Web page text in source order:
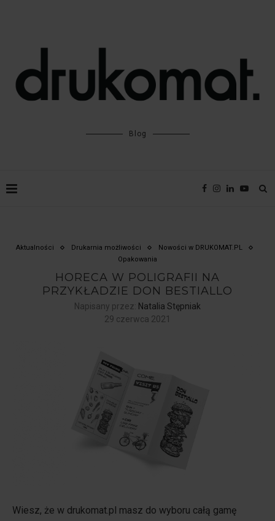
Blog
Aktualności Drukarnia możliwości
Nowości w DRUKOMAT.PL
Opakowania
HORECA W POLIGRAFII NA
PRZYKŁADZIE DON BESTIALLO
Napisany przez: Natalia Stępniak
29 czerwca 2021
Wiesz, że w drukomat.pl masz do wyboru całą gamę